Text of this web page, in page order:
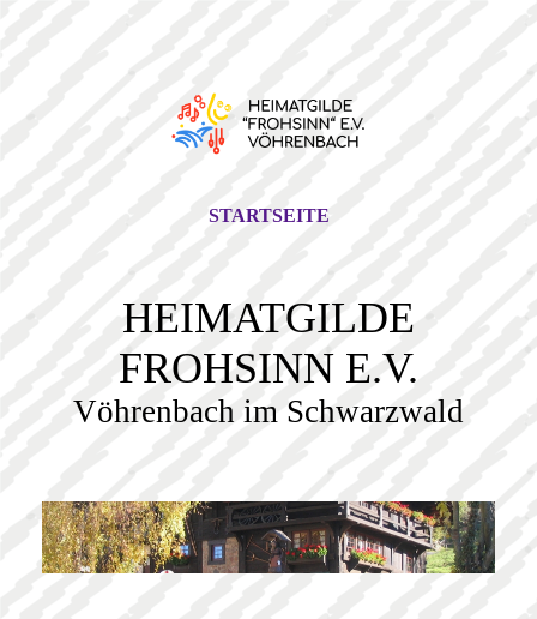
STARTSEITE
HEIMATGILDE
FROHSINN E.V.
Vöhrenbach im Schwarzwald